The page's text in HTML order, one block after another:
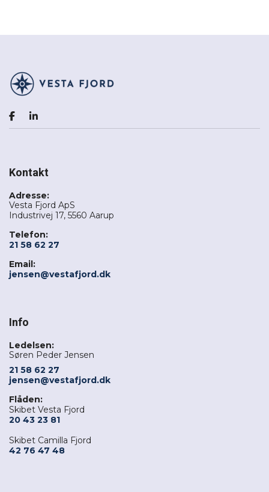
Kontakt
Adresse:
Vesta Fjord ApS
Industrivej 17, 5560 Aarup
Telefon:
21 58 62 27
Email:
jensen@vestafjord.dk
Info
Ledelsen:
Søren Peder Jensen
21 58 62 27
jensen@vestafjord.dk
Flåden:
Skibet Vesta Fjord
20 43 23 81
Skibet Camilla Fjord
42 76 47 48